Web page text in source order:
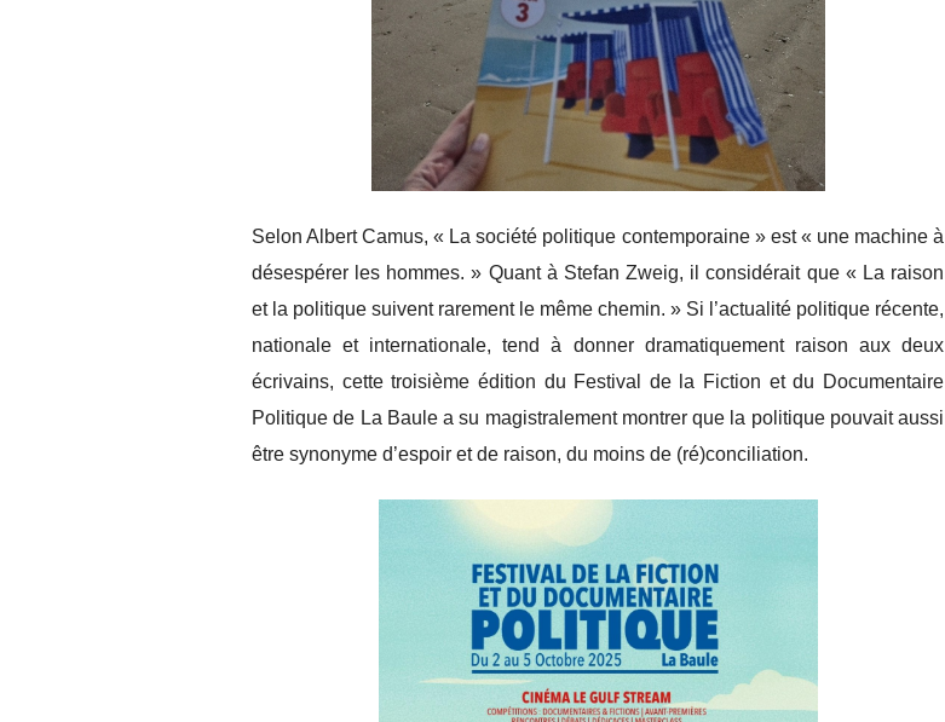
Selon Albert Camus, « La société politique contemporaine » est « une machine à
désespérer les hommes. » Quant à Stefan Zweig, il considérait que « La raison
et la politique suivent rarement le même chemin. » Si l’actualité politique récente,
nationale et internationale, tend à donner dramatiquement raison aux deux
écrivains, cette troisième édition du Festival de la Fiction et du Documentaire
Politique de La Baule a su magistralement montrer que la politique pouvait aussi
être synonyme d’espoir et de raison, du moins de (ré)conciliation.